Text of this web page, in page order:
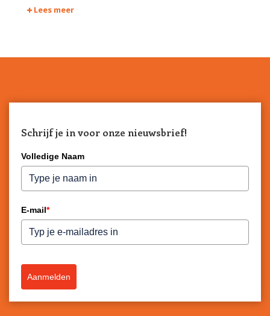
Rijststangen, gevulde botten en rawhide omhuld met
Lees meer
Schrijf je in voor onze nieuwsbrief!
Volledige Naam
E-mail*
Aanmelden